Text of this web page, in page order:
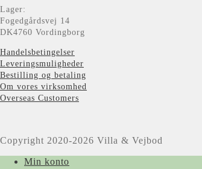
Lager:
Fogedgårdsvej 14
DK4760 Vordingborg
Handelsbetingelser
Leveringsmuligheder
Bestilling og betaling
Om vores virksomhed
Overseas Customers
Copyright 2020-2026 Villa & Vejbod
Min konto